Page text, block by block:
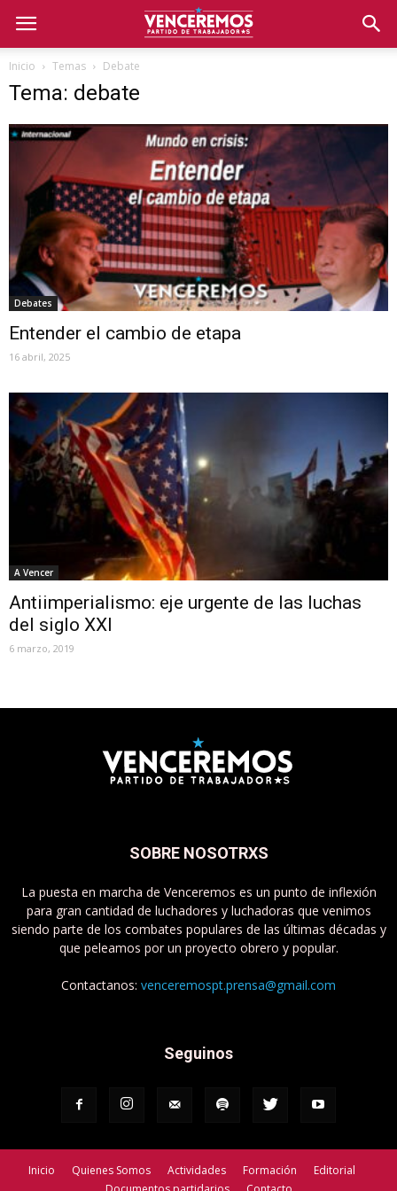
Inicio Temas Debate
Tema: debate
Debates
Entender el cambio de etapa
16 abril, 2025
A Vencer
Antiimperialismo: eje urgente de las luchas
del siglo XXI
6 marzo, 2019
SOBRE NOSOTRXS
La puesta en marcha de Venceremos es un punto de inflexión
para gran cantidad de luchadores y luchadoras que venimos
siendo parte de los combates populares de las últimas décadas y
que peleamos por un proyecto obrero y popular.
Contactanos: venceremospt.prensa@gmail.com
Seguinos
Inicio Quienes Somos Actividades Formación
Editorial